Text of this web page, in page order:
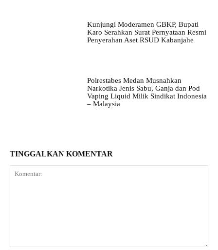
Kunjungi Moderamen GBKP, Bupati
Karo Serahkan Surat Pernyataan Resmi
Penyerahan Aset RSUD Kabanjahe
Polrestabes Medan Musnahkan
Narkotika Jenis Sabu, Ganja dan Pod
Vaping Liquid Milik Sindikat Indonesia
– Malaysia
TINGGALKAN KOMENTAR